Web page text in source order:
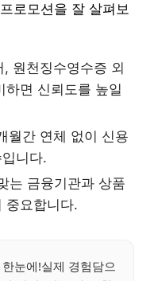
로모션을 잘 살펴보
, 원천징수영수증 외
하면 신뢰도를 높일
월간 연체 없이 신용
니다.
는 금융기관과 상품
중요합니다.
눈에!실제 경험담으